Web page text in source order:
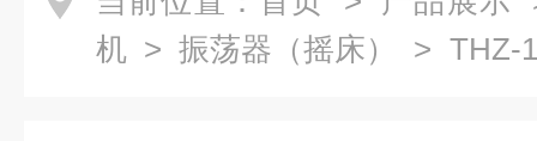
机 > 振荡器（摇床）
> THZ-